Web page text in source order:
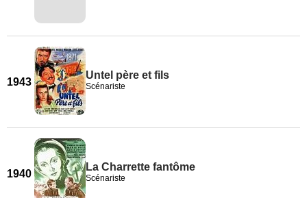
1943
Untel père et fils
Scénariste
1940
La Charrette fantôme
Scénariste